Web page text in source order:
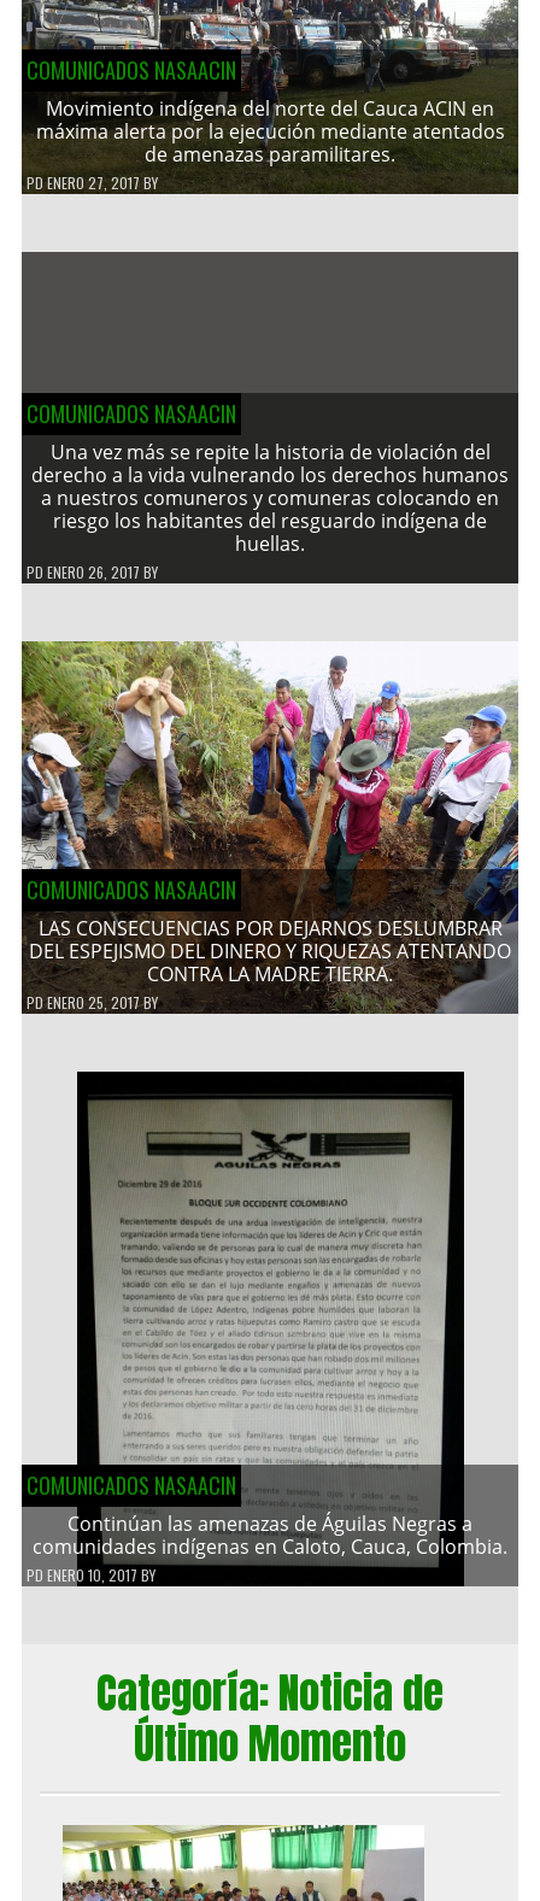
COMUNICADOS NASAACIN
Movimiento indígena del norte del Cauca ACIN en
máxima alerta por la ejecución mediante atentados
de amenazas paramilitares.
PDENERO 27, 2017 BY
COMUNICADOS NASAACIN
Una vez más se repite la historia de violación del
derecho a la vida vulnerando los derechos humanos
a nuestros comuneros y comuneras colocando en
riesgo los habitantes del resguardo indígena de
huellas.
PD ENERO 26, 2017 BY
COMUNICADOS NASAACIN
LAS CONSECUENCIAS POR DEJARNOS DESLUMBRAR
DEL ESPEJISMO DEL DINERO Y RIQUEZAS ATENTANDO
CONTRA LA MADRE TIERRA.
PDENERO 25, 2017BY
COMUNICADOS NASAACIN
Continúan las amenazas de Águilas Negras a
comunidades indígenas en Caloto, Cauca, Colombia.
PD ENERO 10, 2017 BY
Categoría:Noticia de
Último Momento